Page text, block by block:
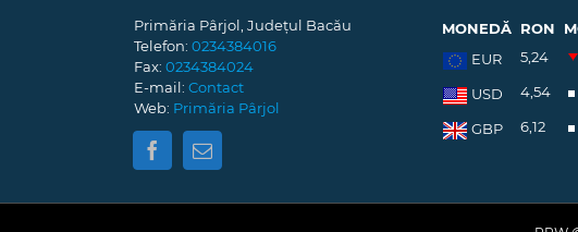
Primăria Pârjol, Județul Bacău
Telefon: 0234384016
Fax: 0234384024
E-mail: Contact
Web: Primăria Pârjol
MONEDĂ RON
EUR
5,24
USD 4,54
GBP 6,12